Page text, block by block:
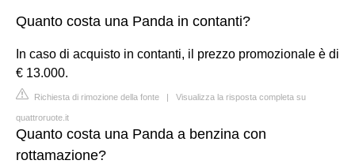
Quanto costa una Panda in contanti?
In caso di acquisto in contanti, il prezzo promozionale è di
€ 13.000.
Richiesta di rimozione della fonte | Visualizza la risposta completa su
quattroruote.it
Quanto costa una Panda a benzina con
rottamazione?